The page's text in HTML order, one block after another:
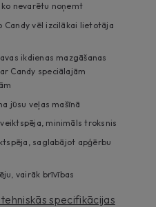
nevarētu noņemt
Candy vēl izcilākai lietotāja
ikdienas mazgāšanas
Candy speciālajām
jūsu veļas mašīnā
minimāls troksnis
saglabājot apģērbu
vairāk brīvības
specifikācijas